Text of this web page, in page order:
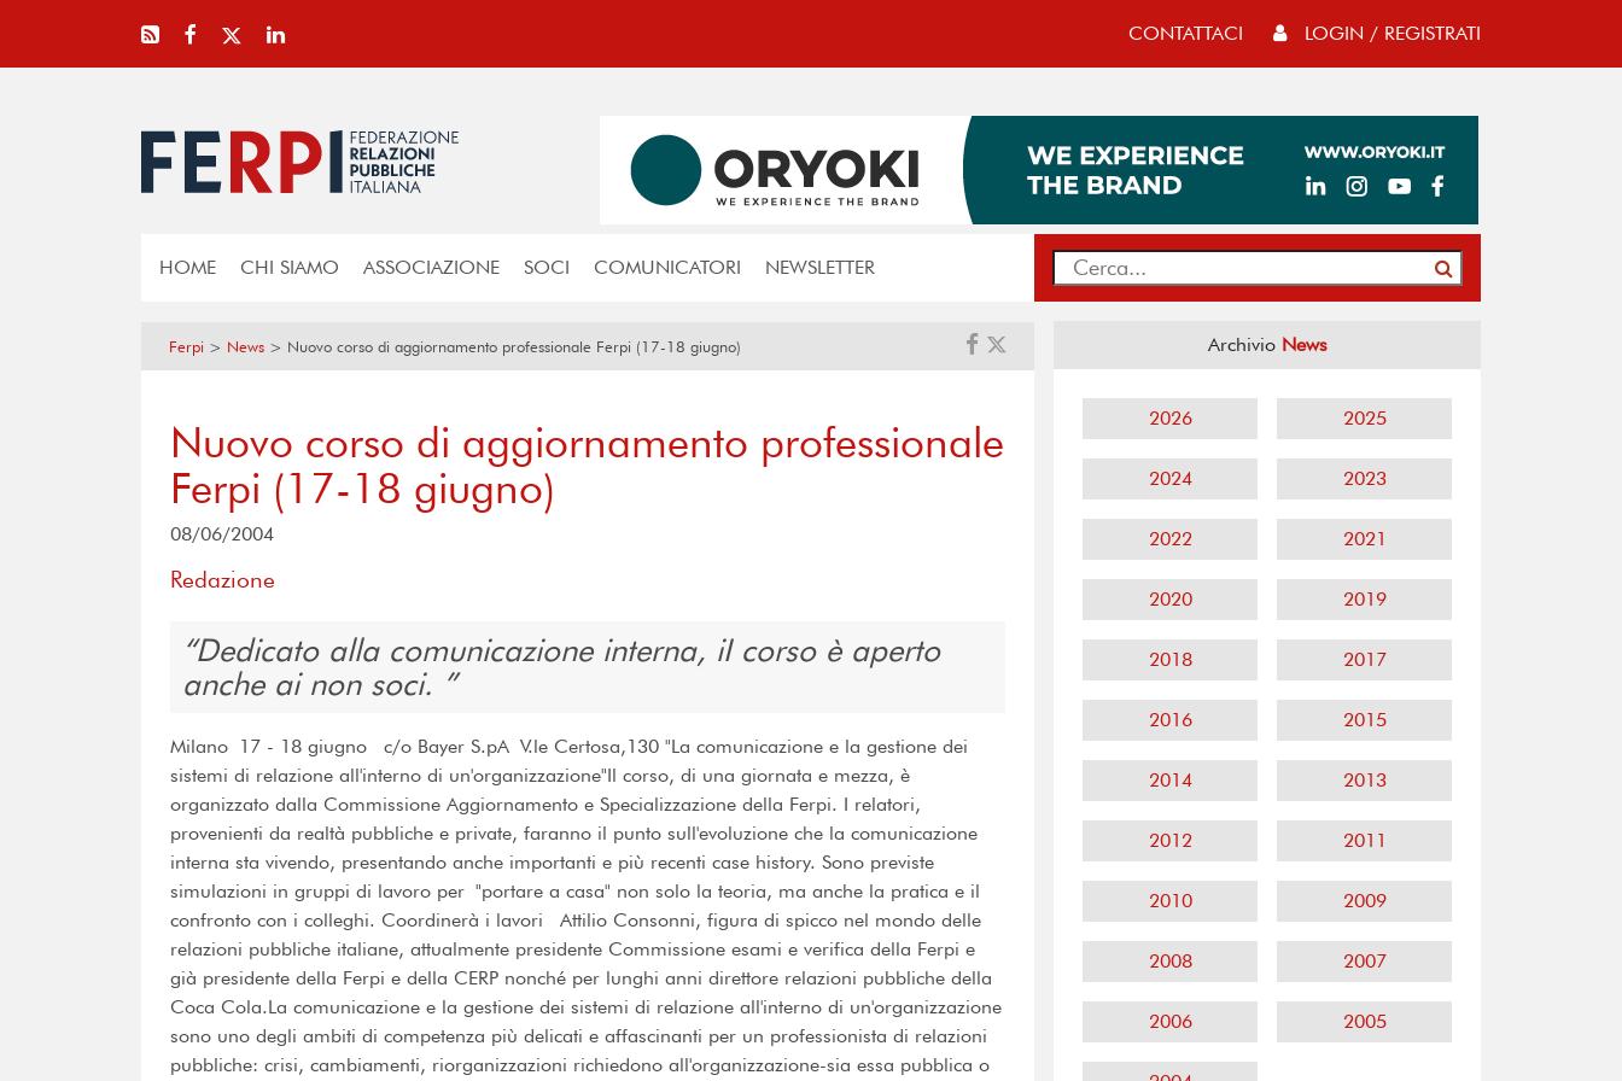
CONTATTACI LOGIN / REGISTRATI
HOME CHI SIAMO ASSOCIAZIONE SOCI COMUNICATORI NEWSLETTER
Ferpi > News > Nuovo corso di aggiornamento professionale Ferpi (17-18 giugno)
Nuovo corso di aggiornamento professionale
Ferpi (17-18 giugno)
08/06/2004
Redazione
Dedicato alla comunicazione interna, iI corso è aperto
anche ai non soci.
Milano 17 - 18 giugno c/o Bayer S.pA V.le Certosa,130 "La comunicazione e la gestione dei
sistemi di relazione all'interno di un'organizzazione"Il corso, di una giornata e mezza, è
organizzato dalla Commissione Aggiornamento e Specializzazione della Ferpi. I relatori,
provenienti da realtà pubbliche e private, faranno il punto sull'evoluzione che la comunicazione
interna sta vivendo, presentando anche importanti e più recenti case history. Sono previste
simulazioni in gruppi di lavoro per "portare a casa" non solo la teoria, ma anche la pratica e il
confronto con i colleghi. Coordinerà i lavori Attilio Consonni, figura di spicco nel mondo delle
relazioni pubbliche italiane, attualmente presidente Commissione esami e verifica della Ferpi e
già presidente della Ferpi e della CERP nonché per lunghi anni direttore relazioni pubbliche della
Coca Cola.La comunicazione e la gestione dei sistemi di relazione all'interno di un'organizzazione
sono uno degli ambiti di competenza più delicati e affascinanti per un professionista di relazioni
pubbliche: crisi, cambiamenti, riorganizzazioni richiedono all'organizzazione-sia essa pubblica o
Archivio News
2026 2025
2024 2023
2022 2021
2020 2019
2018 2017
2016 2015
2014 2013
2012 2011
2010 2009
2008 2007
2006 2005